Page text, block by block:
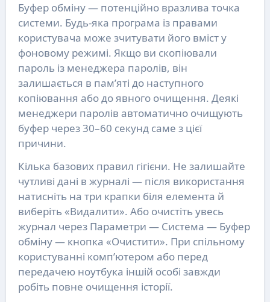
Буфер обміну — потенційно вразлива точка
системи. Будь-яка програма із правами
користувача може зчитувати його вміст у
фоновому режимі. Якщо ви скопіювали
пароль із менеджера паролів, він
залишається в пам’яті до наступного
копіювання або до явного очищення. Деякі
менеджери паролів автоматично очищують
буфер через 30–60 секунд саме з цієї
причини.
Кілька базових правил гігієни. Не залишайте
чутливі дані в журналі — після використання
натисніть на три крапки біля елемента й
виберіть «Видалити». Або очистіть увесь
журнал через Параметри — Система — Буфер
обміну — кнопка «Очистити». При спільному
користуванні комп’ютером або перед
передачею ноутбука іншій особі завжди
робіть повне очищення історії.